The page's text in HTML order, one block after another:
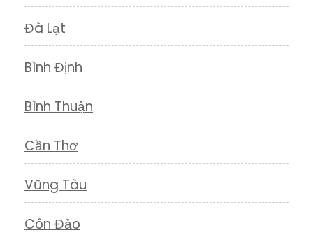
Đà Lạt
Bình Định
Bình Thuận
Cần Thơ
Vũng Tàu
Côn Đảo